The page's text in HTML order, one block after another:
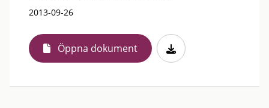
2013-09-26
Öppna dokument